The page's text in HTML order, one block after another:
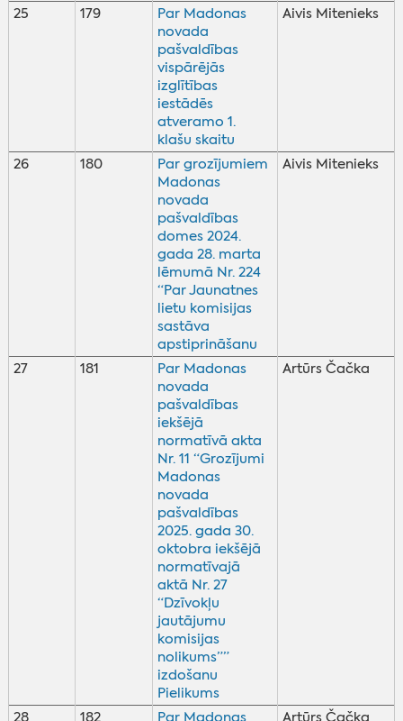
25 179
Par Madonas
novada
pašvaldības
vispārējās
izglītības
iestādēs
atveramo 1.
klašu skaitu
Aivis Mitenieks
26 180
Par grozījumiem
Madonas
novada
pašvaldības
domes 2024.
gada 28. marta
lēmumā Nr. 224
“Par Jaunatnes
lietu komisijas
sastāva
apstiprināšanu
Aivis Mitenieks
27 181
Par Madonas
novada
pašvaldības
iekšējā
normatīvā akta
Nr. 11 “Grozījumi
Madonas
novada
pašvaldības
2025. gada 30.
oktobra iekšējā
normatīvajā
aktā Nr. 27
“Dzīvokļu
jautājumu
komisijas
nolikums””
izdošanu
Pielikums
Artūrs Čačka